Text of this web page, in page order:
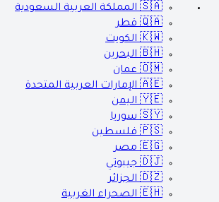
🇸🇦 المملكة العربية السعودية
🇶🇦 قطر
🇰🇼 الكويت
🇧🇭 البحرين
🇴🇲 عمان
🇦🇪 الإمارات العربية المتحدة
🇾🇪 اليمن
🇸🇾 سوريا
🇵🇸 فلسطين
🇪🇬 مصر
🇩🇯 جيبوتي
🇩🇿 الجزائر
🇪🇭 الصحراء الغربية